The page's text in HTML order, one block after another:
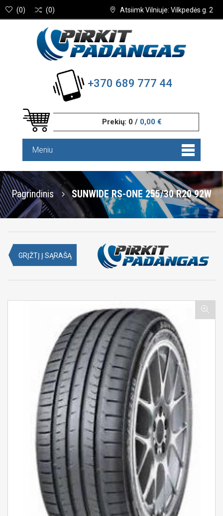
Atsiimk Vilniuje: Vilkpedės g. 2
(0) (0)
+370 689 777 44
Prekių: 0 / 0,00 €
Meniu
Pagrindinis SUNWIDE RS-ONE 255/30 R20 92W
GRĮŽTĮ Į SĄRAŠĄ